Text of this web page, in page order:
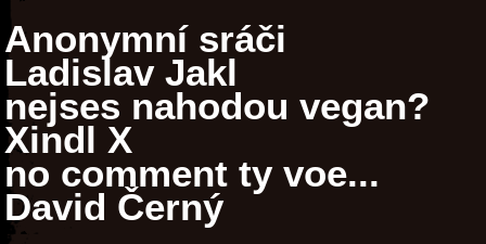
Anonymní sráči
Ladislav Jakl
nejses nahodou vegan?
Xindl X
no comment ty voe...
David Černý